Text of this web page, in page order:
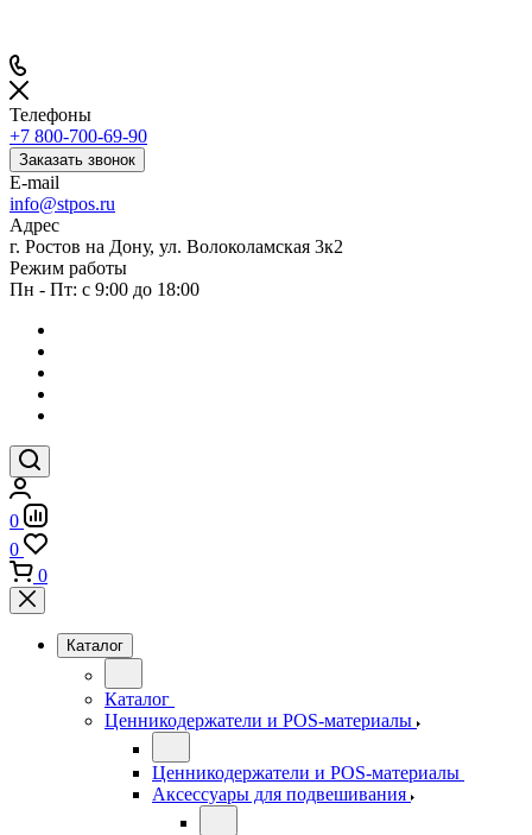
Телефоны
+7 800-700-69-90
Заказать звонок
E-mail
info@stpos.ru
Адрес
г. Ростов на Дону, ул. Волоколамская 3к2
Режим работы
Пн - Пт: с 9:00 до 18:00
0
0
0
Каталог
Каталог
Ценникодержатели и POS-материалы
Ценникодержатели и POS-материалы
Аксессуары для подвешивания